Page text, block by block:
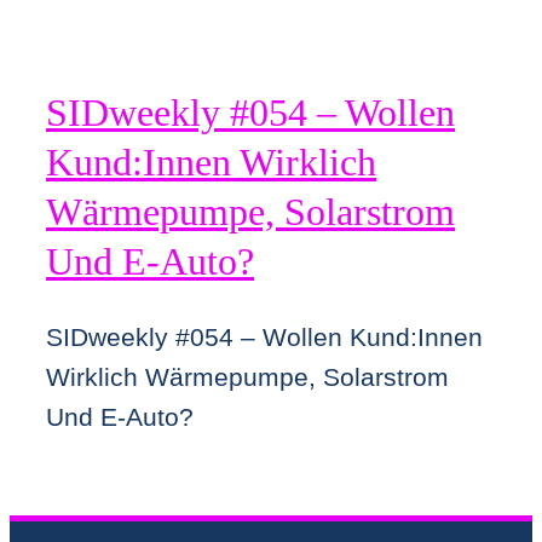
SIDweekly #054 – Wollen
Kund:Innen Wirklich
Wärmepumpe, Solarstrom
Und E-Auto?
SIDweekly #054 – Wollen Kund:Innen
Wirklich Wärmepumpe, Solarstrom
Und E-Auto?